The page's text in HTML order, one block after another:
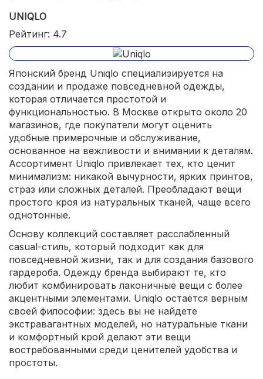
UNIQLO
Рейтинг: 4.7
Японский бренд Uniqlo специализируется на
создании и продаже повседневной одежды,
которая отличается простотой и
функциональностью. В Москве открыто около 20
магазинов, где покупатели могут оценить
удобные примерочные и обслуживание,
основанное на вежливости и внимании к деталям.
Ассортимент Uniqlo привлекает тех, кто ценит
минимализм: никакой вычурности, ярких принтов,
страз или сложных деталей. Преобладают вещи
простого кроя из натуральных тканей, чаще всего
однотонные.
Основу коллекций составляет расслабленный
casual-стиль, который подходит как для
повседневной жизни, так и для создания базового
гардероба. Одежду бренда выбирают те, кто
любит комбинировать лаконичные вещи с более
акцентными элементами. Uniqlo остаётся верным
своей философии: здесь вы не найдете
экстравагантных моделей, но натуральные ткани
и комфортный крой делают эти вещи
востребованными среди ценителей удобства и
простоты.